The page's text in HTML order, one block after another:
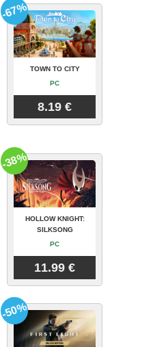
TOWN TO CITY
PC
8.19 €
-67%
HOLLOW KNIGHT:
SILKSONG
PC
11.99 €
-38%
-50%